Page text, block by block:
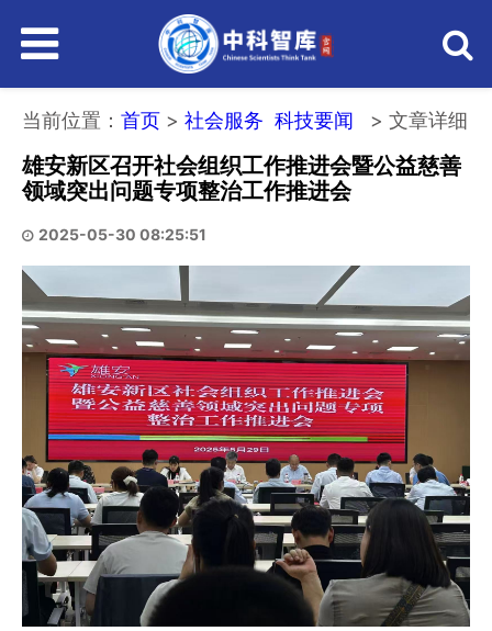
主
菜
单
当前位置： 首页 > 社会服务 科技要闻 > 文章详细
雄安新区召开社会组织工作推进会暨公益慈善
领域突出问题专项整治工作推进会
2025-05-30 08:25:51